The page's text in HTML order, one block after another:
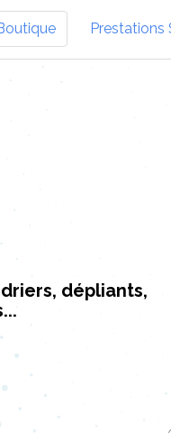
Prestations
dépliants,